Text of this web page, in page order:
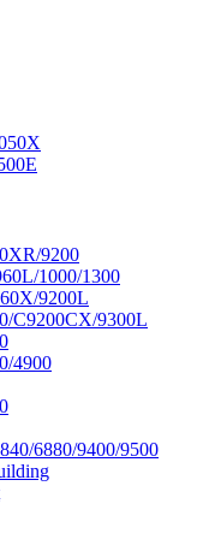
9200
1000/1300
9200L
C9200CX/9300L
4900
6880/9400/9500